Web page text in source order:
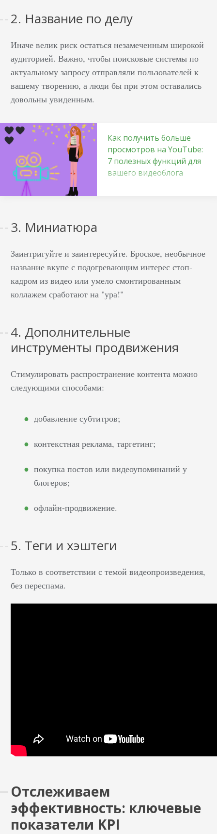
2. Название по делу
Иначе велик риск остаться незамеченным широкой
аудиторией. Важно, чтобы поисковые системы по
актуальному запросу отправляли пользователей к
вашему творению, а люди бы при этом оставались
довольны увиденным.
Как получить больше
просмотров на YouTube:
7 полезных функций для
вашего видеоблога
аналитики с
количеством
комментариев,
распространением
допэлементам
размещенные
реальном времени
период времени суток
просмотрами
подстройка
момента поможет
интерес целевой
количество
комментариев к видео
3. Миниатюра
Заинтригуйте и заинтересуйте. Броское, необычное
название вкупе с подогревающим интерес стоп-
кадром из видео или умело смонтированным
коллажем сработают на "ура!"
4. Дополнительные
инструменты продвижения
Стимулировать распространение контента можно
следующими способами:
добавление субтитров;
контекстная реклама, таргетинг;
покупка постов или видеоупоминаний у
блогеров;
офлайн-продвижение.
5. Теги и хэштеги
Только в соответствии с темой видеопроизведения,
без переспама.
Отслеживаем
эффективность: ключевые
показатели KPI